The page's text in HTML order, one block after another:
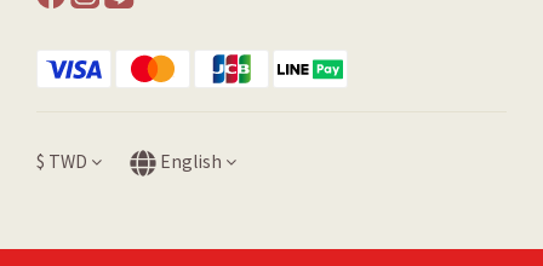
$ TWD English